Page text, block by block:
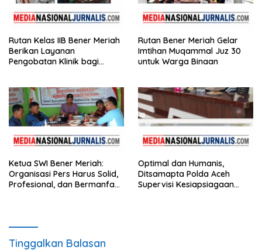
Rutan Kelas IIB Bener Meriah
Berikan Layanan
Pengobatan Klinik bagi
Rutan Bener Meriah Gelar
Imtihan Muqammal Juz 30
untuk Warga Binaan
Ketua SWI Bener Meriah:
Organisasi Pers Harus Solid,
Profesional, dan Bermanfaat
Optimal dan Humanis,
Ditsamapta Polda Aceh
Supervisi Kesiapsiagaan
Tinggalkan Balasan